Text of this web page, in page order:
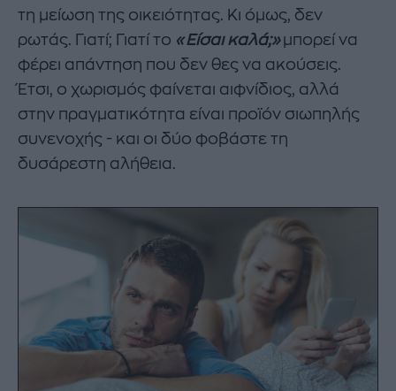
τη μείωση της οικειότητας. Κι όμως, δεν
ρωτάς. Γιατί; Γιατί το «Είσαι καλά;» μπορεί να
φέρει απάντηση που δεν θες να ακούσεις.
Έτσι, ο χωρισμός φαίνεται αιφνίδιος, αλλά
στην πραγματικότητα είναι προϊόν σιωπηλής
συνενοχής - και οι δύο φοβάστε τη
δυσάρεστη αλήθεια.